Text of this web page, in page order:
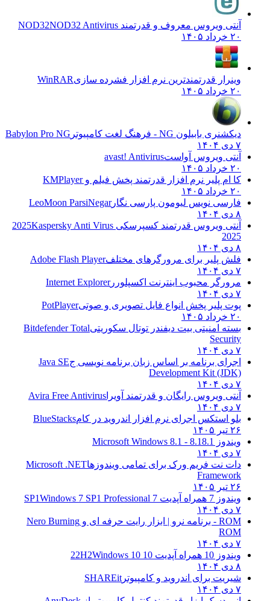
آنتی ویروس معروف و قدرتمند NOD32 NOD32 Antivirus
۲۰ خرداد ۱۴۰۵
وینرار قدرتمندترین نرم افزار فشرده سازیWinRAR
۲۰ خرداد ۱۴۰۵
دیکشنری بابیلون NG - فرهنگ لغت کامپیوتر
Babylon Pro NG
۷ دی ۱۴۰۴
آنتی ویروس آواستavast! Antivirus
۲۰ خرداد ۱۴۰۵
کا ام پلیر نرم افزار قدرتمند پخش فیلم وKMPlayer
۲۰ خرداد ۱۴۰۵
فارسی نویس لیومون پارسی نگارLeoMoon ParsiNegar
۸ دی ۱۴۰۴
آنتی ویروس قدرتمند کسپرسکی 2025 Kaspersky Anti Virus
2025
۸ دی ۱۴۰۴
فلش پلیر برای مرورگرهای مختلفAdobe Flash Player
۷ دی ۱۴۰۴
مرورگر محبوب اینترنت اکسپلوررInternet Explorer
۷ دی ۱۴۰۴
پوت پلیر پخش انواع فایل تصویری و صوتیPotPlayer
۲۰ خرداد ۱۴۰۵
بسته امنیتی بیت دیفندر توتال سکوریتیBitdefender Total
Security
۷ دی ۱۴۰۴
اجرای برنامه بر اساس زبان برنامه نویسی جJava SE
Development Kit (JDK)
۷ دی ۱۴۰۴
آنتی ویروس رایگان و قدرتمند آویرا Avira Free Antivirus
۷ دی ۱۴۰۴
بلو استکس اجرای نرم افزار اندروید در کامBlueStacks
۲۶ تیر ۱۴۰۵
ویندوز 8.1
8.1 - Microsoft Windows 8.1
۷ دی ۱۴۰۴
دات نت فریم ورک برای تمامی ویندوزهاMicrosoft .NET
Framework
۲۶ تیر ۱۴۰۵
ویندوز 7 همراه آپدیت 7 SP1
Windows 7 SP1 Professional
۷ دی ۱۴۰۴
ROM - برنامه نرو | ابزار رایت حرفه ای و
Nero Burning
ROM
۷ دی ۱۴۰۴
ویندوز 10 همراه آپدیت 10 22H2
Windows 10
۸ دی ۱۴۰۴
شیریت برای اندروید و کامپیوتر SHAREit
۷ دی ۱۴۰۴